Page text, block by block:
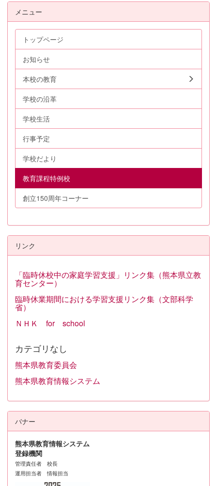
メニュー
トップページ
お知らせ
本校の教育
学校の沿革
学校生活
行事予定
学校だより
教育課程特例校
創立150周年コーナー
リンク
「臨時休校中の家庭学習支援」リンク集（熊本県立教
育センター）
臨時休業期間における学習支援リンク集（文部科学
省）
ＮＨＫ for school
カテゴリなし
熊本県教育委員会
熊本県教育情報システム
バナー
熊本県教育情報システム
登録機関
管理責任者 校長
運用担当者 情報担当